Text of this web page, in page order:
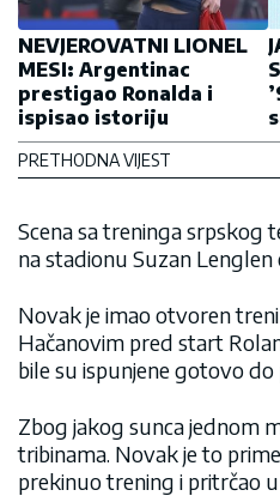
NEVJEROVATNI LIONEL
MESI: Argentinac
prestigao Ronalda i
ispisao istoriju
PRETHODNA VIJEST
Scena sa treninga srpskog
na stadionu Suzan
Novak je imao otvoren
Hačanovim pred start
bile su ispunjene gotovo
Zbog jakog sunca jednom
tribinama. Novak je to
prekinuo trening i pritrčao